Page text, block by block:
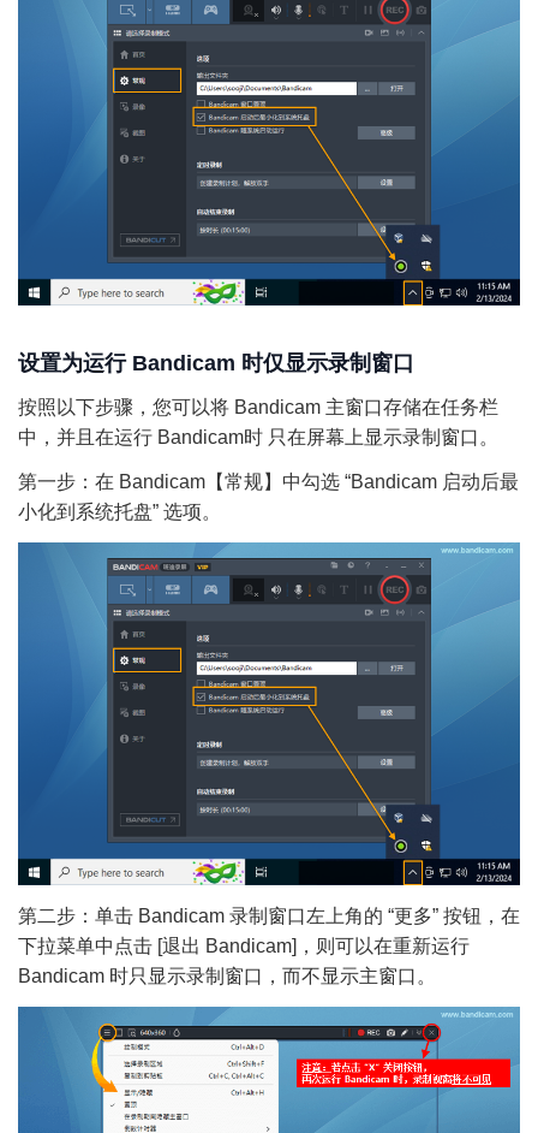
设置为运行 Bandicam 时仅显示录制窗口
按照以下步骤，您可以将 Bandicam 主窗口存储在任务栏
中，并且在运行 Bandicam时 只在屏幕上显示录制窗口。
第一步：在 Bandicam【常规】中勾选 “Bandicam 启动后最
小化到系统托盘” 选项。
第二步：单击 Bandicam 录制窗口左上角的 “更多” 按钮，在
下拉菜单中点击 [退出 Bandicam]，则可以在重新运行
Bandicam 时只显示录制窗口，而不显示主窗口。